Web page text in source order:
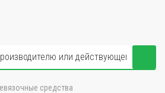
средства